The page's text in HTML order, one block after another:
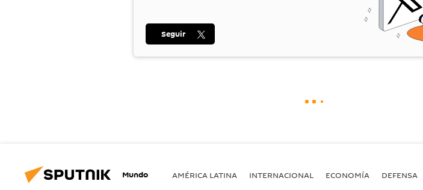
Seguir
Mundo AMÉRICA LATINA INTERNACIONAL ECONOMÍA DEFENSA